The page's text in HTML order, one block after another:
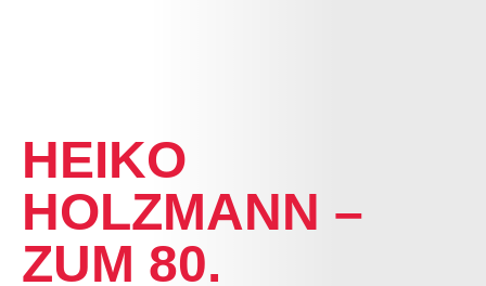
HEIKO
HOLZMANN –
ZUM 80.